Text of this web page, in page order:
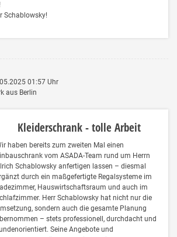
Schablowsky!
01:57 Uhr
aus Berlin
Kleiderschrank - tolle Arbeit
haben bereits zum zweiten Mal einen
vom ASADA-Team rund um Herrn
Schablowsky anfertigen lassen – diesmal
durch ein maßgefertigte Regalsysteme im
Hauswirtschaftsraum und auch im
Herr Schablowsky hat nicht nur die
sondern auch die gesamte Planung
– stets professionell, durchdacht und
Seine Angebote und